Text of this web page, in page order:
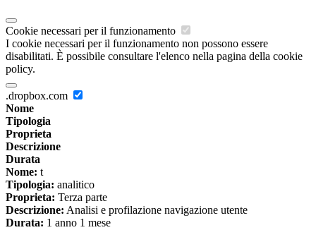
Cookie necessari per il funzionamento
I cookie necessari per il funzionamento non possono essere
disabilitati. È possibile consultare l'elenco nella pagina della cookie
policy.
.dropbox.com
Nome
Tipologia
Proprieta
Descrizione
Durata
Nome: t
Tipologia: analitico
Proprieta: Terza parte
Descrizione: Analisi e profilazione navigazione utente
Durata: 1 anno 1 mese